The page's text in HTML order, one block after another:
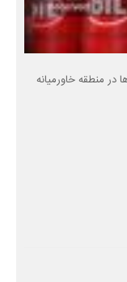
در منطقه خاورمیانه